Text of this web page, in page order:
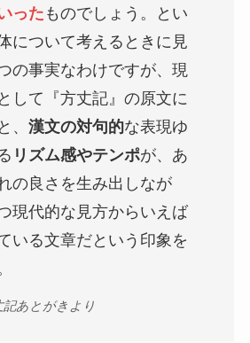
ったものでしょう。とい
について考えるときに見
の事実なわけですが、現
して『方丈記』の原文に
、 漢文の対句的な表現ゆ
リズム感やテンポが、あ
の良さを生み出しなが
現代的な見方からいえば
いる文章だという印象を
記あとがきより